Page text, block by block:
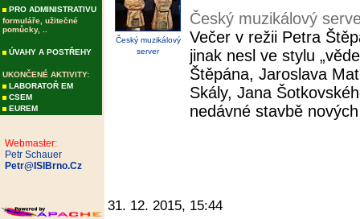
PRO ADMINISTRATIVU
formuláře, užitečné
pomůcky, ..
ÚVAHY A POSTŘEHY
UKONČENÉ AKTIVITY:
LABORATOŘ EM
CSEM
EUREM
Webmaster:
Petr Schauer
Petr@ISIBrno.Cz
Český muzikálový
server
Český muzikálový
Večer v režii Petra
jinak nesl ve stylu
Štěpána, Jaroslava
Skály, Jana
nedávné stavbě
31. 12. 2015, 15:44